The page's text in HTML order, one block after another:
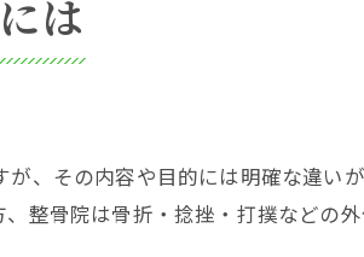
は
、その内容や目的には明確な違い
整骨院は骨折・捻挫・打撲などの